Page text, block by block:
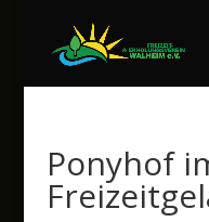
Ponyhof